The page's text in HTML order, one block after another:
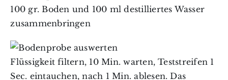
100 gr. Boden und 100 ml destilliertes Wasser
zusammenbringen
Flüssigkeit filtern, 10 Min. warten, Teststreifen 1
Sec. eintauchen, nach 1 Min. ablesen. Das